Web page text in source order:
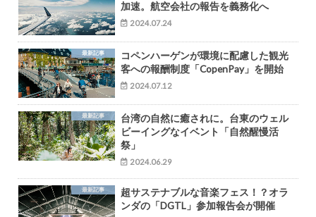
加速。航空会社の報告を義務化へ
2024.07.24
最新記事
コペンハーゲンが環境に配慮した観光
客への報酬制度「CopenPay」を開始
2024.07.12
最新記事
台湾の自然に癒されに。台東のウェル
ビーイングなイベント「自然醒慢活
祭」
2024.06.29
最新記事
超サステナブルな音楽フェス！？オラ
ンダの「DGTL」参加報告会が開催